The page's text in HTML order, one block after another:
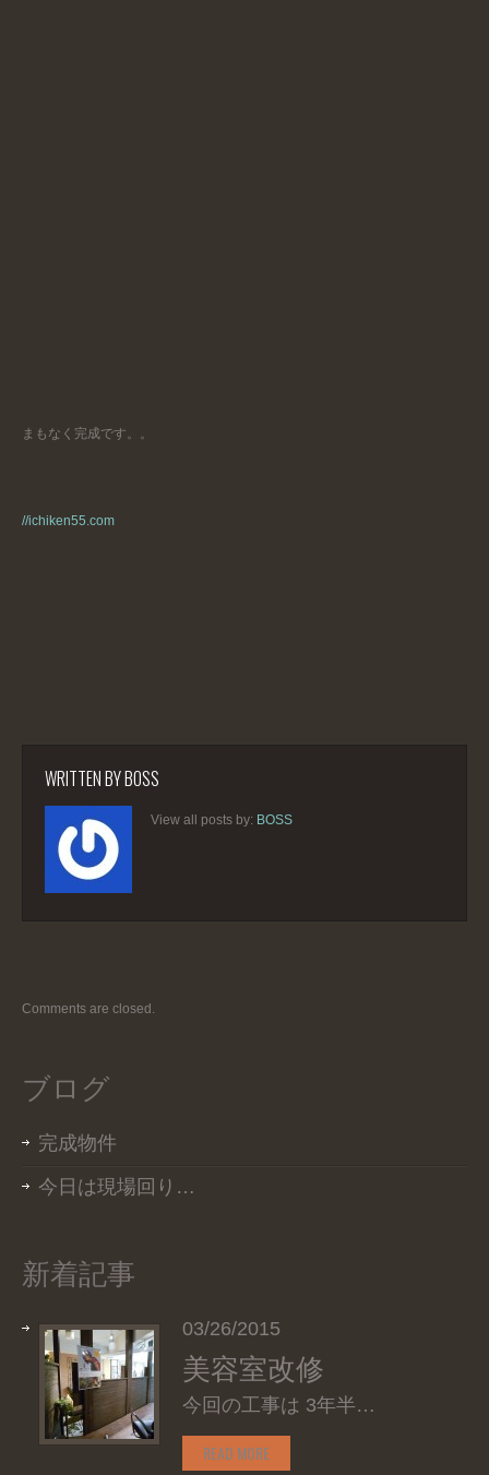
まもなく完成です。。
//ichiken55.com
WRITTEN BYBOSS
View all posts by: BOSS
Comments are closed.
ブログ
完成物件
今日は現場回り…
新着記事
03/26/2015
美容室改修
今回の工事は 3年半…
READ MORE